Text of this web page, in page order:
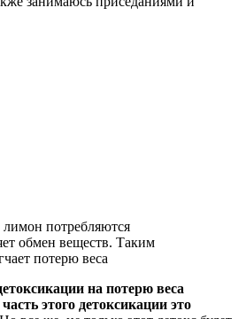
потребляются
обмен веществ. Таким
потерю веса
на потерю веса
этого детоксикации это